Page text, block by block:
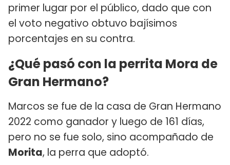
primer lugar por el público, dado que con
el voto negativo obtuvo bajísimos
porcentajes en su contra.
¿Qué pasó con la perrita Mora de
Gran Hermano?
Marcos se fue de la casa de Gran Hermano
2022 como ganador y luego de 161 días,
pero no se fue solo, sino acompañado de
Morita, la perra que adoptó.